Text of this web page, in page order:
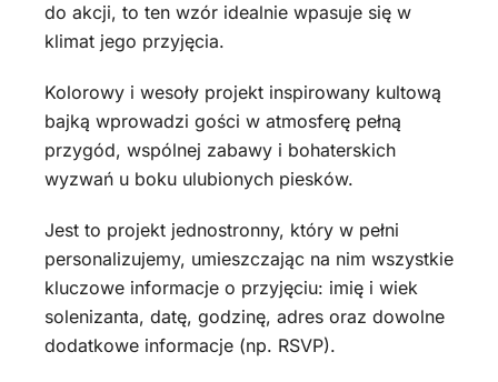
do akcji, to ten wzór idealnie wpasuje się w
klimat jego przyjęcia.
Kolorowy i wesoły projekt inspirowany kultową
bajką wprowadzi gości w atmosferę pełną
przygód, wspólnej zabawy i bohaterskich
wyzwań u boku ulubionych piesków.
Jest to projekt jednostronny, który w pełni
personalizujemy, umieszczając na nim wszystkie
kluczowe informacje o przyjęciu: imię i wiek
solenizanta, datę, godzinę, adres oraz dowolne
dodatkowe informacje (np. RSVP).